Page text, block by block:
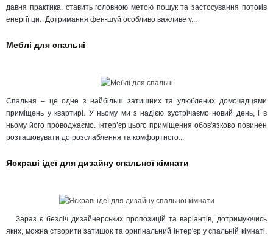
давня практика, ставить головною метою пошук та застосування потоків
енергії ци. Дотримання фен-шуй особливо важливе у...
Меблі для спальні
Спальня – це одне з найбільш затишних та улюблених домочадцями
приміщень у квартирі. У ньому ми з надією зустрічаємо новий день, і в
ньому його проводжаємо. Інтер’єр цього приміщення обов'язково повинен
розташовувати до розслаблення та комфортного...
Яскраві ідеї для дизайну спальної кімнати
Зараз є безліч дизайнерських пропозицій та варіантів, дотримуючись
яких, можна створити затишок та оригінальний інтер'єр у спальній кімнаті.